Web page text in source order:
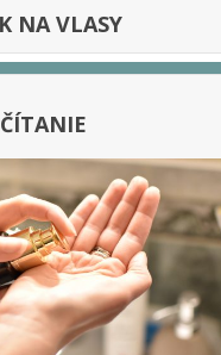
NA VLASY